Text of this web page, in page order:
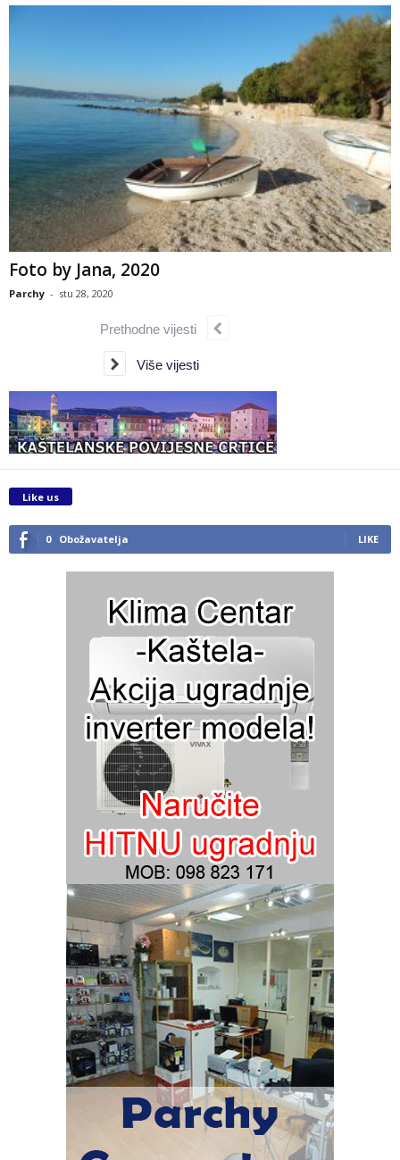
Foto by Jana, 2020
Parchy - stu 28, 2020
Prethodne vijesti
Više vijesti
Like us
0 Obožavatelja LIKE